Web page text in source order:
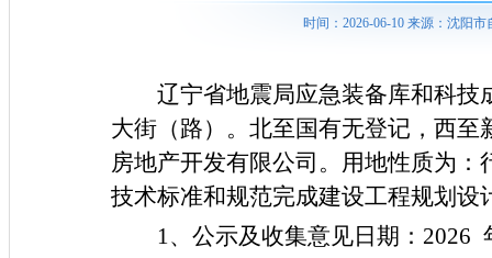
时间：2026-06-10 来源：沈阳
辽宁省地震局应急装备库和科技
大街（路）。北至国有无登记，西
房地产开发有限公司 。 用地性质为：
技术标准和规范完成建设工程规划设
1、公示及收集意见日期：2026